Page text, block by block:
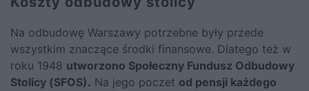
Na odbudowę Warszawy potrzebne były przede
wszystkim znaczące środki finansowe. Dlatego też w
roku 1948 utworzono Społeczny Fundusz Odbudowy
Stolicy (SFOS). Na jego poczet od pensji każdego